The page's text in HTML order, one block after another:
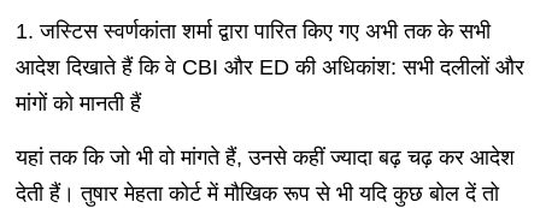
1. जस्टिस स्वर्णकांता शर्मा द्वारा पारित किए गए अभी तक के सभी
आदेश दिखाते हैं कि वे CBI और ED की अधिकांश: सभी दलीलों और
मांगों को मानती हैं
यहां तक कि जो भी वो मांगते हैं, उनसे कहीं ज्यादा बढ़ चढ़ कर आदेश
देती हैं। तुषार मेहता कोर्ट में मौखिक रूप से भी यदि कुछ बोल दें तो